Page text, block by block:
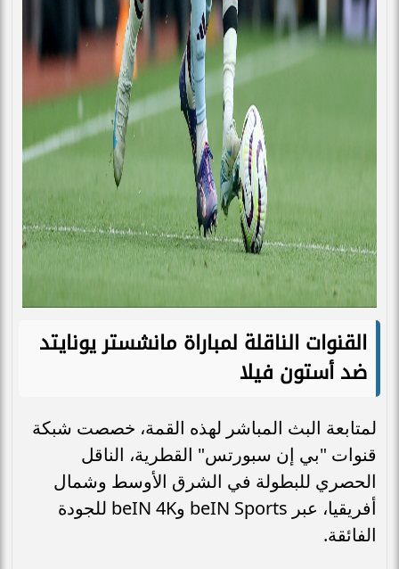
القنوات الناقلة لمباراة مانشستر يونايتد
ضد أستون فيلا
لمتابعة البث المباشر لهذه القمة، خصصت شبكة
قنوات "بي إن سبورتس" القطرية، الناقل
الحصري للبطولة في الشرق الأوسط وشمال
أفريقيا، عبر beIN Sports وbeIN 4K للجودة
الفائقة.